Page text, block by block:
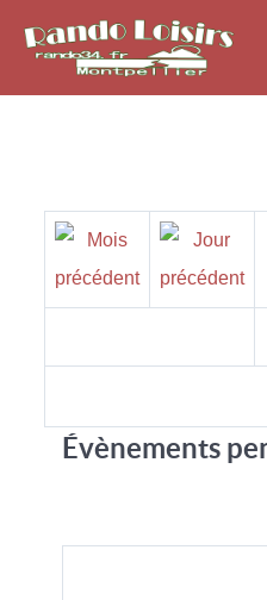
Évènements